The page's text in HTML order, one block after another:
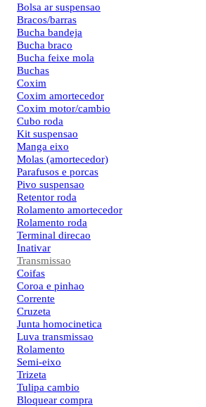
Bolsa ar suspensao
Bracos/barras
Bucha bandeja
Bucha braco
Bucha feixe mola
Buchas
Coxim
Coxim amortecedor
Coxim motor/cambio
Cubo roda
Kit suspensao
Manga eixo
Molas (amortecedor)
Parafusos e porcas
Pivo suspensao
Retentor roda
Rolamento amortecedor
Rolamento roda
Terminal direcao
Inativar
Transmissao
Coifas
Coroa e pinhao
Corrente
Cruzeta
Junta homocinetica
Luva transmissao
Rolamento
Semi-eixo
Trizeta
Tulipa cambio
Bloquear compra